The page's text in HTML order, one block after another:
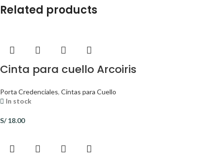
Related products
Cinta para cuello Arcoiris
Porta Credenciales, Cintas para Cuello
In stock
S/18.00